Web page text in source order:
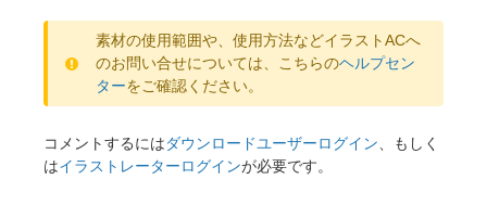
素材の使用範囲や、使用方法などイラストACへ
のお問い合せについては、こちらのヘルプセン
ターをご確認ください。
コメントするにはダウンロードユーザーログイン、もしく
はイラストレーターログインが必要です。